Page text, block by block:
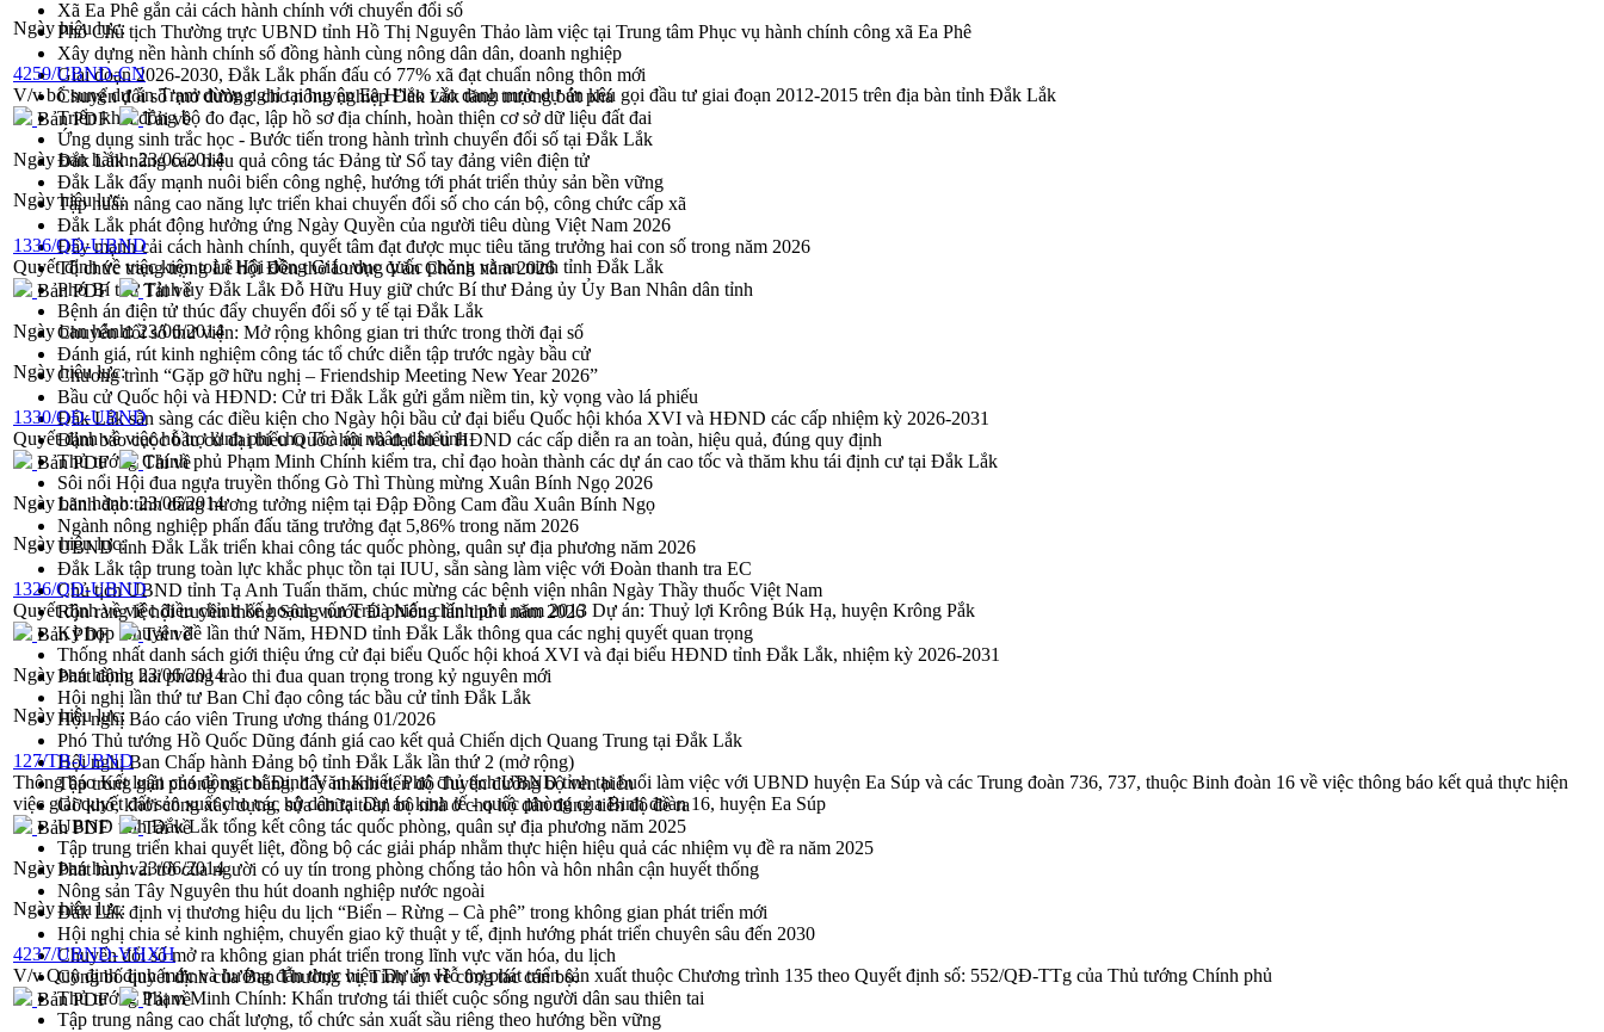
Xã Ea Phê gắn cải cách hành chính với chuyển đổi số
Phó Chủ tịch Thường trực UBND tỉnh Hồ Thị Nguyên Thảo làm việc tại Trung tâm Phục vụ hành chính công xã Ea Phê
Xây dựng nền hành chính số đồng hành cùng nông dân dân, doanh nghiệp
Giai đoạn 2026-2030, Đắk Lắk phấn đấu có 77% xã đạt chuẩn nông thôn mới
Chuyển đổi số 'mở đường' cho nông nghiệp Đắk Lắk tăng trưởng bứt phá
Triển khai đồng bộ đo đạc, lập hồ sơ địa chính, hoàn thiện cơ sở dữ liệu đất đai
Ứng dụng sinh trắc học - Bước tiến trong hành trình chuyển đổi số tại Đắk Lắk
Đắk Lắk nâng cao hiệu quả công tác Đảng từ Sổ tay đảng viên điện tử
Đắk Lắk đẩy mạnh nuôi biển công nghệ, hướng tới phát triển thủy sản bền vững
Tập huấn nâng cao năng lực triển khai chuyển đổi số cho cán bộ, công chức cấp xã
Đắk Lắk phát động hưởng ứng Ngày Quyền của người tiêu dùng Việt Nam 2026
Đẩy mạnh cải cách hành chính, quyết tâm đạt được mục tiêu tăng trưởng hai con số trong năm 2026
Tổ chức trang trọng Lễ hội Đền thờ Lương Văn Chánh năm 2026
Phó Bí thư Tỉnh ủy Đắk Lắk Đỗ Hữu Huy giữ chức Bí thư Đảng ủy Ủy Ban Nhân dân tỉnh
Bệnh án điện tử thúc đẩy chuyển đổi số y tế tại Đắk Lắk
Chuyển đổi số thư viện: Mở rộng không gian tri thức trong thời đại số
Đánh giá, rút kinh nghiệm công tác tổ chức diễn tập trước ngày bầu cử
Chương trình “Gặp gỡ hữu nghị – Friendship Meeting New Year 2026”
Bầu cử Quốc hội và HĐND: Cử tri Đắk Lắk gửi gắm niềm tin, kỳ vọng vào lá phiếu
Đắk Lắk sẵn sàng các điều kiện cho Ngày hội bầu cử đại biểu Quốc hội khóa XVI và HĐND các cấp nhiệm kỳ 2026-2031
Đảm bảo cuộc bầu cử đại biểu Quốc hội và đại biểu HĐND các cấp diễn ra an toàn, hiệu quả, đúng quy định
Thủ tướng Chính phủ Phạm Minh Chính kiểm tra, chỉ đạo hoàn thành các dự án cao tốc và thăm khu tái định cư tại Đắk Lắk
Sôi nổi Hội đua ngựa truyền thống Gò Thì Thùng mừng Xuân Bính Ngọ 2026
Lãnh đạo tỉnh dâng hương tưởng niệm tại Đập Đồng Cam đầu Xuân Bính Ngọ
Ngành nông nghiệp phấn đấu tăng trưởng đạt 5,86% trong năm 2026
UBND tỉnh Đắk Lắk triển khai công tác quốc phòng, quân sự địa phương năm 2026
Đắk Lắk tập trung toàn lực khắc phục tồn tại IUU, sẵn sàng làm việc với Đoàn thanh tra EC
Chủ tịch UBND tỉnh Tạ Anh Tuấn thăm, chúc mừng các bệnh viện nhân Ngày Thầy thuốc Việt Nam
Rộn ràng lễ hội truyền thống Sông nước Đà Nông lần thứ I năm 2026
Kỳ họp Chuyên đề lần thứ Năm, HĐND tỉnh Đắk Lắk thông qua các nghị quyết quan trọng
Thống nhất danh sách giới thiệu ứng cử đại biểu Quốc hội khoá XVI và đại biểu HĐND tỉnh Đắk Lắk, nhiệm kỳ 2026-2031
Phát động hai phong trào thi đua quan trọng trong kỷ nguyên mới
Hội nghị lần thứ tư Ban Chỉ đạo công tác bầu cử tỉnh Đắk Lắk
Hội nghị Báo cáo viên Trung ương tháng 01/2026
Phó Thủ tướng Hồ Quốc Dũng đánh giá cao kết quả Chiến dịch Quang Trung tại Đắk Lắk
Hội nghị Ban Chấp hành Đảng bộ tỉnh Đắk Lắk lần thứ 2 (mở rộng)
Tập trung giải phóng mặt bằng, đẩy nhanh tiến độ Tuyến đường bộ ven biển
Gỡ khó, khởi công xây dựng, sửa chữa toàn bộ nhà ở cho hộ dân đúng tiến độ đề ra
UBND tỉnh Đắk Lắk tổng kết công tác quốc phòng, quân sự địa phương năm 2025
Tập trung triển khai quyết liệt, đồng bộ các giải pháp nhằm thực hiện hiệu quả các nhiệm vụ đề ra năm 2025
Phát huy vai trò của người có uy tín trong phòng chống tảo hôn và hôn nhân cận huyết thống
Nông sản Tây Nguyên thu hút doanh nghiệp nước ngoài
Đắk Lắk định vị thương hiệu du lịch “Biển – Rừng – Cà phê” trong không gian phát triển mới
Hội nghị chia sẻ kinh nghiệm, chuyển giao kỹ thuật y tế, định hướng phát triển chuyên sâu đến 2030
Chuyển đổi số mở ra không gian phát triển trong lĩnh vực văn hóa, du lịch
Công bố quyết định của Ban Thường vụ Tỉnh ủy về công tác cán bộ.
Thủ tướng Phạm Minh Chính: Khẩn trương tái thiết cuộc sống người dân sau thiên tai
Tập trung nâng cao chất lượng, tổ chức sản xuất sầu riêng theo hướng bền vững
Ngày hiệu lực:
4259/UBND-CN
V/v bổ sung dự án Trạm dừng nghỉ tại huyện Ea H'leo vào danh mục dự án kêu gọi đầu tư giai đoạn 2012-2015 trên địa bàn tỉnh Đắk Lắk
Bản PDF
Tải về
Ngày ban hành:23/06/2014
Ngày hiệu lực:
1336/QĐ-UBND
Quyết định về việc kiện toàn Hội đồng Giáo dục quốc phòng và an ninh tỉnh Đắk Lắk
Bản PDF
Tải về
Ngày ban hành:23/06/2014
Ngày hiệu lực:
1330/QĐ-UBND
Quyết định về việc hỗ trợ kinh phí cho Toà án nhân dân tỉnh
Bản PDF
Tải về
Ngày ban hành:23/06/2014
Ngày hiệu lực:
1326/QĐ-UBND
Quyết định về việc điều chỉnh kế hoạch vốn Trái phiếu chính phủ năm 2013 Dự án: Thuỷ lợi Krông Búk Hạ, huyện Krông Pắk
Bản PDF
Tải về
Ngày ban hành: 23/06/2014
Ngày hiệu lực:
127/TB-UBND
Thông báo Kết luận của đồng chí Đinh Văn Khiết, Phó chủ tịch UBND tỉnh tại buổi làm việc với UBND huyện Ea Súp và các Trung đoàn 736, 737, thuộc Binh đoàn 16 về việc thông báo kết quả thực hiện
việc giải quyết đất sản xuất cho các hộ dân tại Dự án kinh tế - quốc phòng của Binh đoàn 16, huyện Ea Súp
Bản PDF
Tải về
Ngày ban hành:23/06/2014
Ngày hiệu lực:
4237/UBND-VHXH
V/v Quy định định mức và hướng dẫn thực hiện Dự án Hỗ trợ phát triển sản xuất thuộc Chương trình 135 theo Quyết định số: 552/QĐ-TTg của Thủ tướng Chính phủ
Bản PDF
Tải về